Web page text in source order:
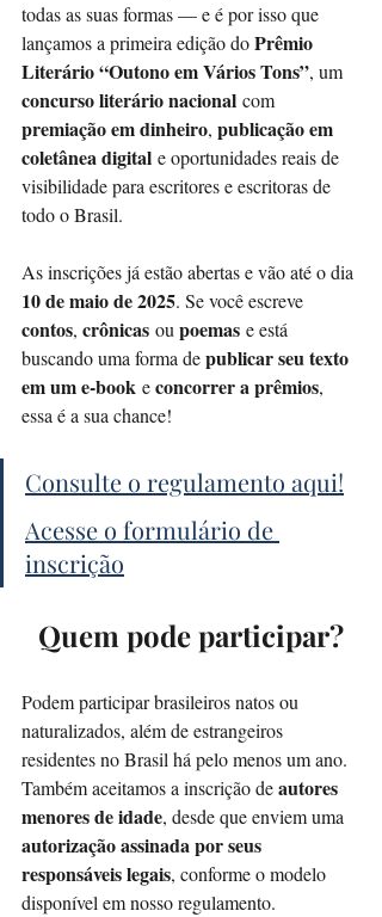
todas as suas formas — e é por isso que
lançamos a primeira edição do Prêmio
Literário “Outono em Vários Tons”, um
concurso literário nacional com
premiação em dinheiro, publicação em
coletânea digital e oportunidades reais de
visibilidade para escritores e escritoras de
todo o Brasil.
As inscrições já estão abertas e vão até o dia
10 de maio de 2025. Se você escreve
contos, crônicas ou poemas e está
buscando uma forma de publicar seu texto
em um e-book e concorrer a prêmios,
essa é a sua chance!
Consulte o regulamento aqui!
Acesse o formulário de
inscrição
Quem pode participar?
Podem participar brasileiros natos ou
naturalizados, além de estrangeiros
residentes no Brasil há pelo menos um ano.
Também aceitamos a inscrição de autores
menores de idade, desde que enviem uma
autorização assinada por seus
responsáveis legais, conforme o modelo
disponível em nosso regulamento.